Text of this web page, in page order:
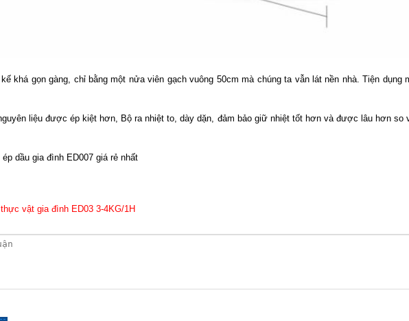
khá gọn gàng, chỉ bằng một nửa viên gạch vuông 50cm mà chúng ta vẫn lát nền nhà. Tiện dụng
liệu được ép kiệt hơn, Bộ ra nhiệt to, dày dặn, đảm bảo giữ nhiệt tốt hơn và được lâu hơn so
vật gia đình ED03 3-4KG/1H